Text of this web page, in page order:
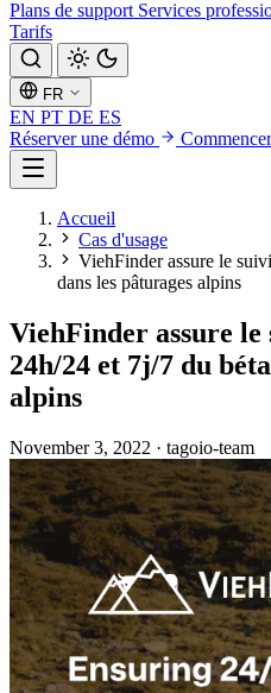
Plans de support Services
Tarifs
FR
EN PT DE ES
Réserver une démo
Accueil
Cas d'usage
ViehFinder assure le
dans les pâturages alpins
ViehFinder assure
24h/24 et 7j/7 du
alpins
November 3, 2022 · tagoio-team